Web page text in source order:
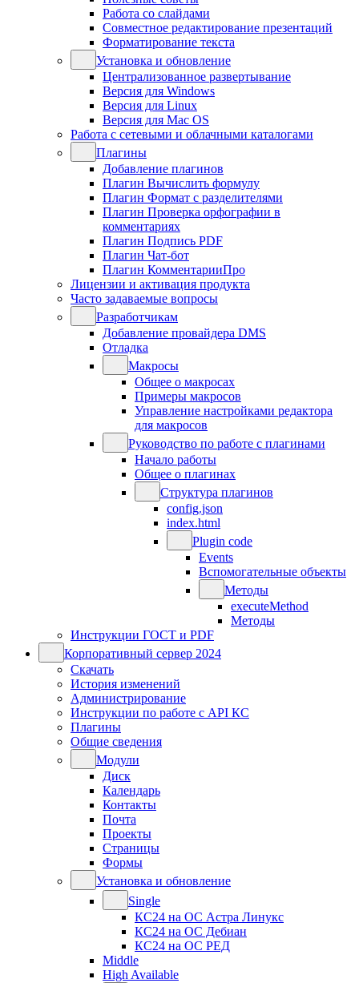
Работа со слайдами
Совместное редактирование презентаций
Форматирование текста
Установка и обновление
Централизованное развертывание
Версия для Windows
Версия для Linux
Версия для Mac OS
Работа с сетевыми и облачными каталогами
Плагины
Добавление плагинов
Плагин Вычислить формулу
Плагин Формат с разделителями
Плагин Проверка орфографии в
комментариях
Плагин Подпись PDF
Плагин Чат-бот
Плагин КомментарииПро
Лицензии и активация продукта
Часто задаваемые вопросы
Разработчикам
Добавление провайдера DMS
Отладка
Макросы
Общее о макросах
Примеры макросов
Управление настройками редактора
для макросов
Руководство по работе с плагинами
Начало работы
Общее о плагинах
Структура плагинов
config.json
index.html
Plugin code
Events
Вспомогательные объекты
Методы
executeMethod
Методы
Инструкции ГОСТ и PDF
Корпоративный сервер 2024
Скачать
История изменений
Администрирование
Инструкции по работе с API КС
Плагины
Общие сведения
Модули
Диск
Календарь
Контакты
Почта
Проекты
Страницы
Формы
Установка и обновление
Single
КС24 на ОС Астра Линукс
КС24 на ОС Дебиан
КС24 на ОС РЕД
Middle
High Available